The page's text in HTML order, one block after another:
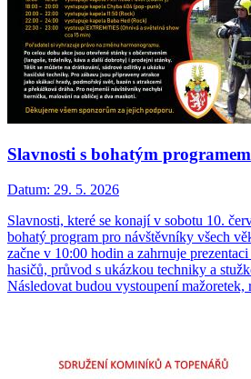
Slavnosti s bohatým programem
Datum: 29. 5. 2026
Slavnosti, které se konají v sobotu 10.
bohatý program pro návštěvníky všech
začne v 10:00 hodin a zahrnuje
hasičů, průvod s ukázkou techniky a
Následovat budou vystoupení mažoretek,